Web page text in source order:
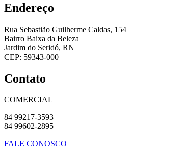
Endereço
Rua Sebastião Guilherme Caldas, 154
Bairro Baixa da Beleza
Jardim do Seridó, RN
CEP: 59343-000
Contato
COMERCIAL
84 99217-3593
84 99602-2895
FALE CONOSCO